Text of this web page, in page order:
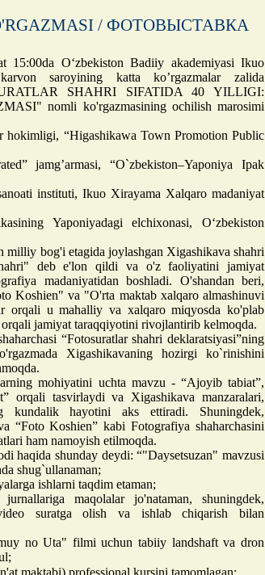
/ ФОТОВЫСТАВКА
O‘zbekiston Badiiy akademiyasi Ikuo
saroyining katta ko’rgazmalar zalida
SHAHRI SIFATIDA 40 YILLIGI:
nomli ko'rgazmasining ochilish marosimi
hokimligi, “Higashikawa Town Promotion Public
jamg’armasi, “O`zbekiston–Yaponiya Ipak
instituti, Ikuo Xirayama Xalqaro madaniyat
Yaponiyadagi elchixonasi, Oʻzbekiston
milliy bog'i etagida joylashgan Xigashikava shahri
deb e'lon qildi va o'z faoliyatini jamiyat
madaniyatidan boshladi. O'shandan beri,
Koshien" va "O'rta maktab xalqaro almashinuvi
orqali u mahalliy va xalqaro miqyosda ko'plab
jamiyat taraqqiyotini rivojlantirib kelmoqda.
“Fotosuratlar shahri deklaratsiyasi”ning
Xigashikavaning hozirgi ko`rinishini
mohiyatini uchta mavzu - “Ajoyib tabiat”,
orqali tasvirlaydi va Xigashikava manzaralari,
kundalik hayotini aks ettiradi. Shuningdek,
“Foto Koshien” kabi Fotografiya shaharchasini
ham namoyish etilmoqda.
haqida shunday deydi: “"Daysetsuzan" mavzusi
shug`ullanaman;
ishlarni taqdim etaman;
maqolalar jo'nataman, shuningdek,
suratga olish va ishlab chiqarish bilan
no Uta" filmi uchun tabiiy landshaft va dron
maktabi) professional kursini tamomlagan;